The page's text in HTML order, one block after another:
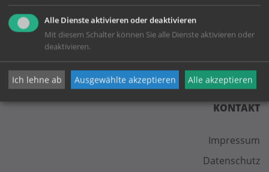
KONTAKT
Impressum
Datenschutz
Alle Dienste aktivieren oder deaktivieren
Mit diesem Schalter können Sie alle Dienste aktivieren oder
deaktivieren.
Ich lehne ab Ausgewählte akzeptieren Alle akzeptieren